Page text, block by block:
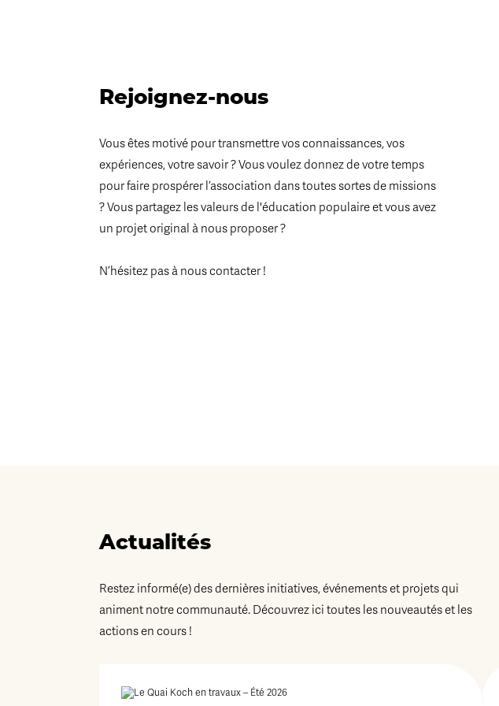
Rejoignez-nous
Vous êtes motivé pour transmettre vos connaissances, vos
expériences, votre savoir ? Vous voulez donnez de votre temps
pour faire prospérer l’association dans toutes sortes de missions
? Vous partagez les valeurs de l'éducation populaire et vous avez
un projet original à nous proposer ?
N’hésitez pas à nous contacter !
Actualités
Restez informé(e) des dernières initiatives, événements et projets qui
animent notre communauté. Découvrez ici toutes les nouveautés et les
actions en cours !